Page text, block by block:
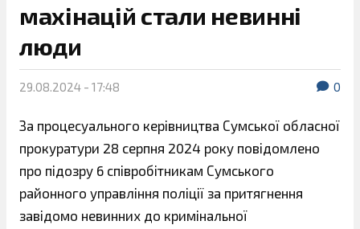
махінацій стали невинні
люди
29.08.2024 - 17:48 0
За процесуального керівництва Сумської обласної
прокуратури 28 серпня 2024 року повідомлено
про підозру 6 співробітникам Сумського
районного управління поліції за притягнення
завідомо невинних до кримінальної